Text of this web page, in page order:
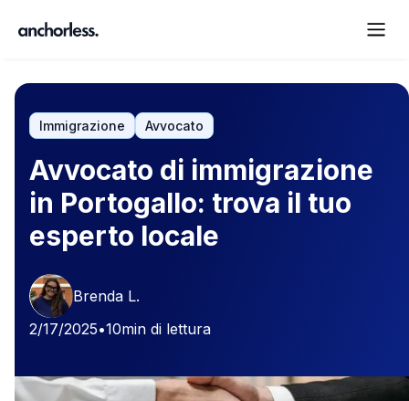
Immigrazione Avvocato
Avvocato di immigrazione
in Portogallo: trova il tuo
esperto locale
Brenda L.
2/17/2025•10min di lettura